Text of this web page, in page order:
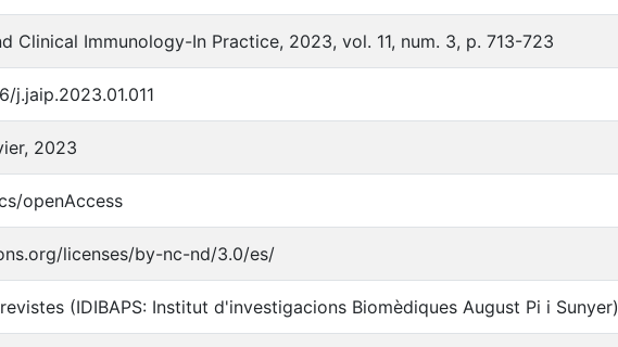
Clinical Immunology-In Practice, 2023, vol. 11, num. 3, p. 713-723
j.jaip.2023.01.011
2023
openAccess
licenses/by-nc-nd/3.0/es/
(IDIBAPS: Institut d'investigacions Biomèdiques August Pi i Sunyer)